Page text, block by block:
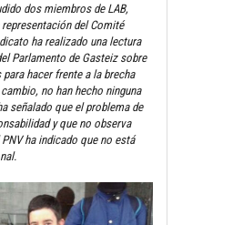
dos miembros de LAB,
del Comité
ha realizado una lectura
Parlamento de Gasteiz sobre
hacer frente a la brecha
no han hecho ninguna
señalado que el problema de
y que no observa
ha indicado que no está